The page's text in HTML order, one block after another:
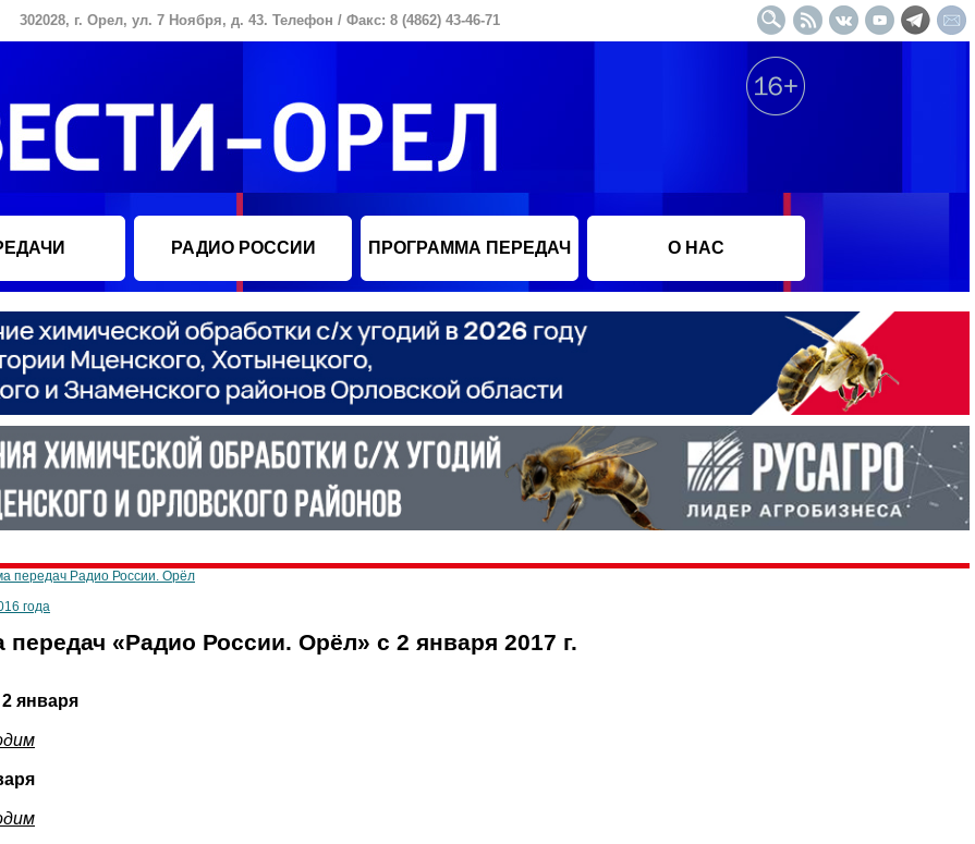
302028, г. Орел, ул. 7 Ноября, д. 43. Телефон / Факс: 8 (4862) 43-46-71
РАДИО РОССИИ ПРОГРАММА ПЕРЕДАЧ О НАС
передач Радио России. Орёл
года
«Радио России. Орёл» с 2 января 2017 г.
января